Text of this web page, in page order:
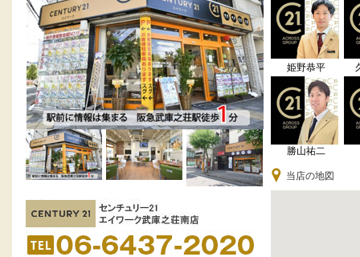
姫野恭平
勝山祐二
当店の地図